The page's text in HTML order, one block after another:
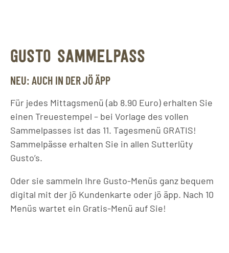
GUSTO SAMMELPASS
NEU: AUCH IN DER JÖ ÄPP
Für jedes Mittagsmenü (ab 8.90 Euro) erhalten Sie
einen Treuestempel – bei Vorlage des vollen
Sammelpasses ist das 11. Tagesmenü GRATIS!
Sammelpässe erhalten Sie in allen Sutterlüty
Gusto’s.
Oder sie sammeln Ihre Gusto-Menüs ganz bequem
digital mit der jö Kundenkarte oder jö äpp. Nach 10
Menüs wartet ein Gratis-Menü auf Sie!